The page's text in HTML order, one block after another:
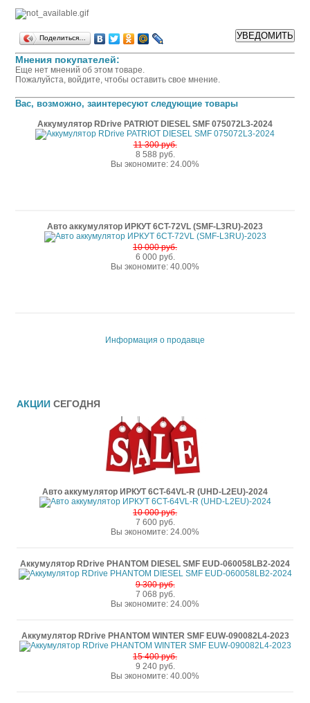
Поделиться…
Мнения покупателей:
Еще нет мнений об этом товаре.
Пожалуйста, войдите, чтобы оставить свое мнение.
Вас, возможно, заинтересуют следующие товары
Аккумулятор RDrive PATRIOT DIESEL SMF 075072L3-2024
11 300 руб.
8 588 руб.
Вы экономите: 24.00%
Авто аккумулятор ИРКУТ 6CT-72VL (SMF-L3RU)-2023
10 000 руб.
6 000 руб.
Вы экономите: 40.00%
Информация о продавце
АКЦИИ СЕГОДНЯ
Авто аккумулятор ИРКУТ 6CT-64VL-R (UHD-L2EU)-2024
10 000 руб.
7 600 руб.
Вы экономите: 24.00%
Аккумулятор RDrive PHANTOM DIESEL SMF EUD-060058LB2-2024
9 300 руб.
7 068 руб.
Вы экономите: 24.00%
Аккумулятор RDrive PHANTOM WINTER SMF EUW-090082L4-2023
15 400 руб.
9 240 руб.
Вы экономите: 40.00%